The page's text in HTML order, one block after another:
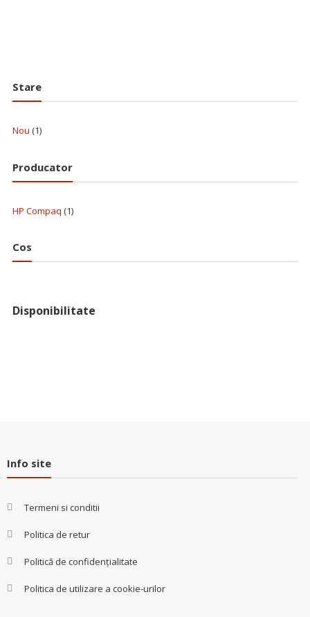
Stare
Nou (1)
Producator
HP Compaq (1)
Cos
Disponibilitate
Info site
Termeni si conditii
Politica de retur
Politică de confidențialitate
Politica de utilizare a cookie-urilor